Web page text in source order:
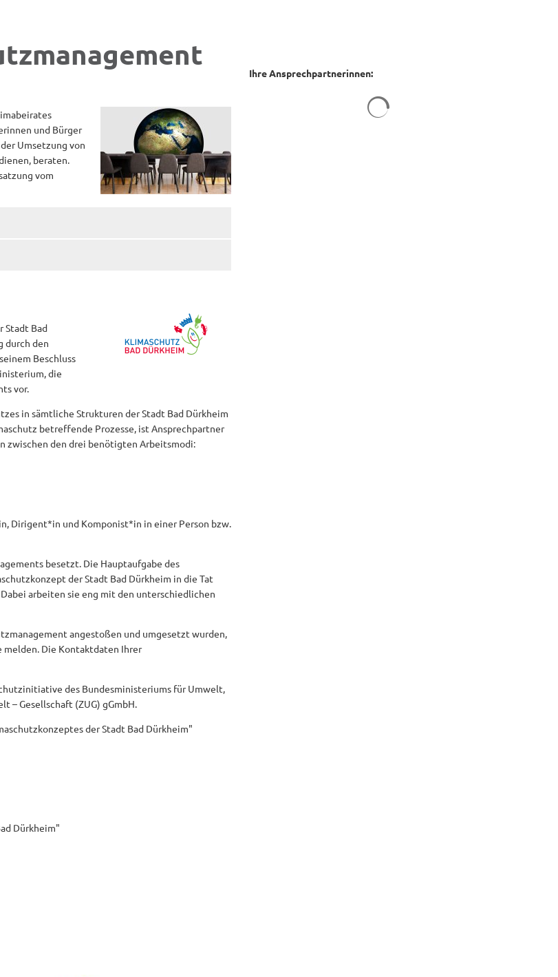
und Bürger
Umsetzung von
beraten.
vom
Stadt Bad
durch den
Beschluss
die
vor.
in sämtliche Strukturen der Stadt Bad Dürkheim
betreffende Prozesse, ist Ansprechpartner
zwischen den drei benötigten Arbeitsmodi:
Dirigent*in und Komponist*in in einer Person bzw.
besetzt. Die Hauptaufgabe des
der Stadt Bad Dürkheim in die Tat
arbeiten sie eng mit den unterschiedlichen
angestoßen und umgesetzt wurden,
melden. Die Kontaktdaten Ihrer
des Bundesministeriums für Umwelt,
– Gesellschaft (ZUG) gGmbH.
der Stadt Bad Dürkheim"
Dürkheim"
Ihre Ansprechpartnerinnen: